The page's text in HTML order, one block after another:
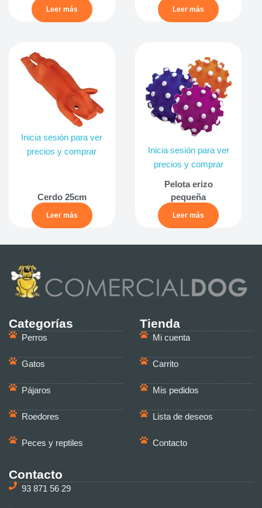
Leer más Leer más
Inicia sesión para ver
precios y comprar
Cerdo 25cm
Leer más
Inicia sesión para ver
precios y comprar
Pelota erizo
pequeña
Leer más
Categorías
Perros
Gatos
Pájaros
Roedores
Peces y reptiles
Tienda
Mi cuenta
Carrito
Mis pedidos
Lista de deseos
Contacto
Contacto
93 871 56 29